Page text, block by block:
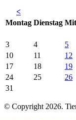
<
Montag Dienstag Mi
3
4 5
10
11 12
17
18 19
24
25 26
31
© Copyright 2026.